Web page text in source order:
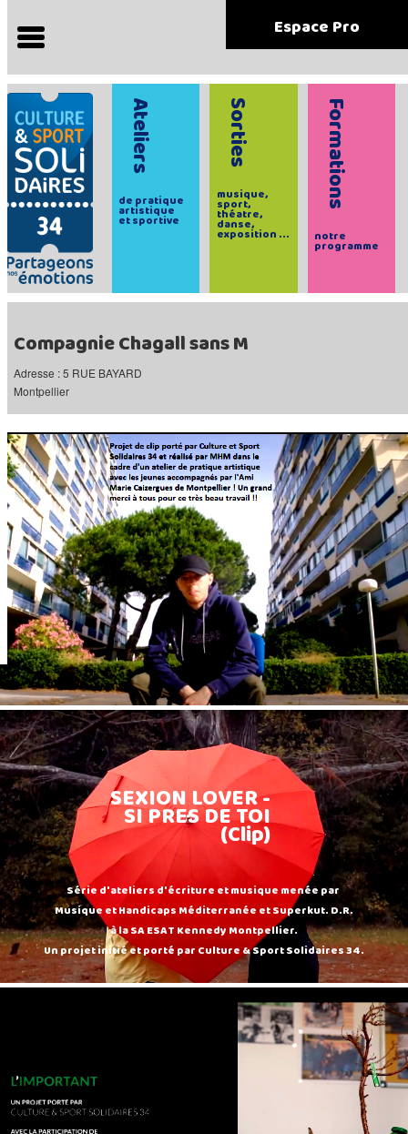
Espace Pro
Ateliers
de pratique
artistique
et sportive
Sorties
musique,
sport,
théatre,
danse,
exposition ...
Formations
notre
programme
Compagnie Chagall sans M
Adresse : 5 RUE BAYARD
Montpellier
SEXION LOVER -
SI PRES DE TOI
(Clip)
Série d'ateliers d'écriture et musique menée par
Musique et Handicaps Méditerranée et Superkut. D.R.
à la SA ESAT Kennedy Montpellier.
Un projet initié et porté par Culture & Sport Solidaires 34.